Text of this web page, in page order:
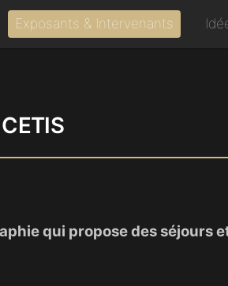
Exposants & Intervenants
qui propose des séjours